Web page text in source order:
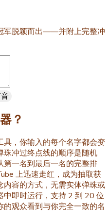
军脱颖而出——并附上完整冲
？
，你输入的每个名字都会变
冲过终点线的顺序是随机
第一名到最后一名的完整排
上迅速走红，成为抽取获
容的方式，无需实体弹珠或
中即时运行，支持 2 到 20 位
观众看到与你完全一致的名